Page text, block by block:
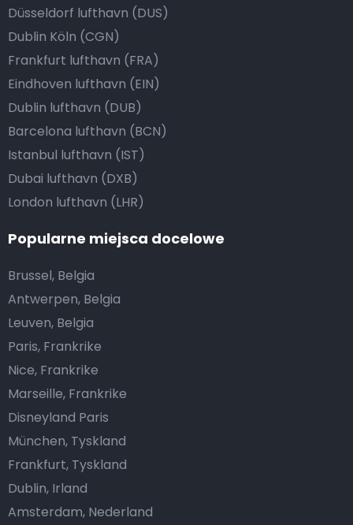
Düsseldorf lufthavn (DUS)
Dublin Köln (CGN)
Frankfurt lufthavn (FRA)
Eindhoven lufthavn (EIN)
Dublin lufthavn (DUB)
Barcelona lufthavn (BCN)
Istanbul lufthavn (IST)
Dubai lufthavn (DXB)
London lufthavn (LHR)
Popularne miejsca docelowe
Brussel, Belgia
Antwerpen, Belgia
Leuven, Belgia
Paris, Frankrike
Nice, Frankrike
Marseille, Frankrike
Disneyland Paris
München, Tyskland
Frankfurt, Tyskland
Dublin, Irland
Amsterdam, Nederland